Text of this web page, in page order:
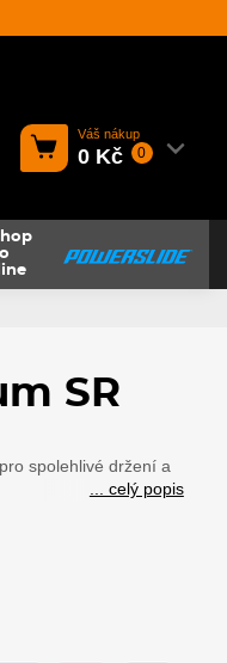
Váš nákup
0 Kč 0
SR
spolehlivé držení a
... celý popis